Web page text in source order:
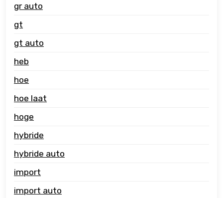
gr auto
gt
gt auto
heb
hoe
hoe laat
hoge
hybride
hybride auto
import
import auto